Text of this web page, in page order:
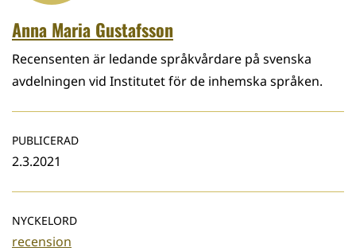
Anna Maria Gustafsson
Recensenten är ledande språkvårdare på svenska
avdelningen vid Institutet för de inhemska språken.
PUBLICERAD
2.3.2021
NYCKELORD
recension